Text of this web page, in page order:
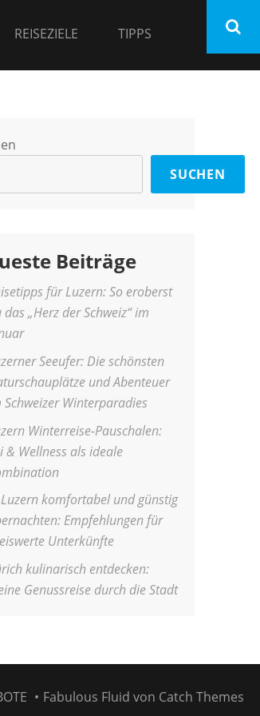
REISEZIELE TIPPS
SUCHEN
Beiträge
für Luzern: So eroberst
das „Herz der Schweiz“ im
Seeufer: Die schönsten
und Abenteuer
Schweizer Winterparadies
Winterreise-Pauschalen:
& Wellness als ideale
komfortabel und günstig
Empfehlungen für
Unterkünfte
kulinarisch entdecken:
Genussreise durch die Stadt
• Fabulous Fluid von Catch Themes